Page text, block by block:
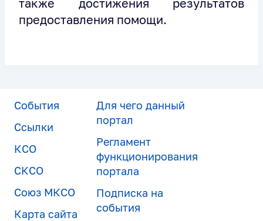
также достижения результатов
предоставления помощи.
События
Ссылки
КСО
СКСО
Союз МКСО
Карта сайта
Для чего данный
портал
Регламент
функционирования
портала
Подписка на
события